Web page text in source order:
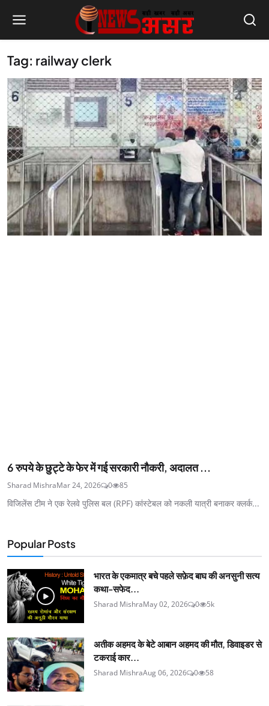
Tag: railway clerk
6 रुपये के छुट्टे के फेर में गई सरकारी नौकरी, अदालत ...
Sharad MishraMar 24, 2026 0 85
विजिलेंस टीम ने एक रेलवे पुलिस बल (RPF) कांस्टेबल को नकली यात्री बनाकर क्लर्क...
Popular Posts
भारत के एकमात्र बचे पहले सफ़ेद बाघ की अनसुनी सत्य
कथा-सफेद...
Sharad MishraMay 02, 2026 0 5k
अतीक अहमद के बेटे आबान अहमद की मौत, डिवाइडर से
टकराई कार...
Sharad MishraAug 06, 2026 0 58